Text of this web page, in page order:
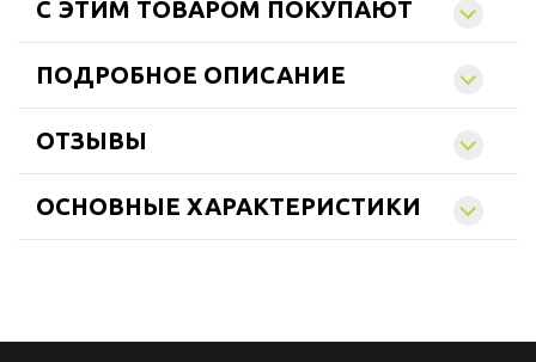
C ЭТИМ ТОВАРОМ ПОКУПАЮТ
ПОДРОБНОЕ ОПИСАНИЕ
ОТЗЫВЫ
ОСНОВНЫЕ ХАРАКТЕРИСТИКИ